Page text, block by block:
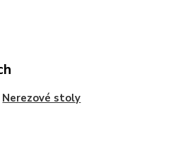
Nerezové stoly